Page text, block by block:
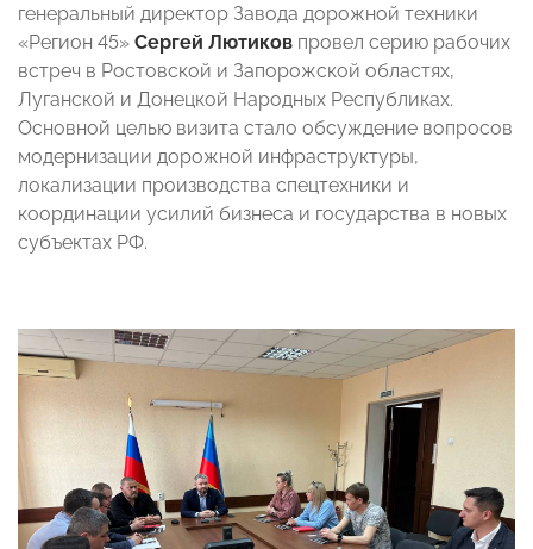
генеральный директор Завода дорожной техники
«Регион 45» Сергей Лютиков провел серию рабочих
встреч в Ростовской и Запорожской областях,
Луганской и Донецкой Народных Республиках.
Основной целью визита стало обсуждение вопросов
модернизации дорожной инфраструктуры,
локализации производства спецтехники и
координации усилий бизнеса и государства в новых
субъектах РФ.